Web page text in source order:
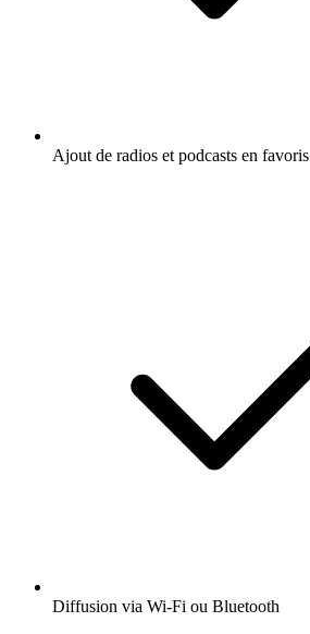
Ajout de radios et podcasts en favoris
Diffusion via Wi-Fi ou Bluetooth